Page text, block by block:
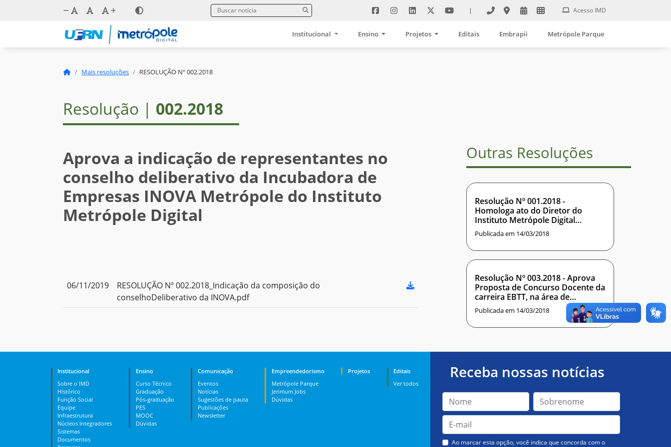
| Acesso IMD
Institucional Ensino Projetos Editais Embrapii Metrópole Parque
Mais resoluções RESOLUÇÃO Nº 002.2018
Resolução | 002.2018
Aprova a indicação de representantes no
conselho deliberativo da Incubadora de
Empresas INOVA Metrópole do Instituto
Metrópole Digital
06/11/2019
RESOLUÇÃO Nº 002.2018_Indicação da composição do
conselhoDeliberativo da INOVA.pdf
Outras Resoluções
Resolução Nº 001.2018 -
Homologa ato do Diretor do
Instituto Metrópole Digital
praticado Ad referendum deste
conselho, que aprova projeto de
Desenvolvimento de uma
plataforma computacional de
Publicada em 14/03/2018
Resolução Nº 003.2018 - Aprova
Proposta de Concurso Docente da
carreira EBTT, na área de
Inteligência Computacional para
Instituto Metrópole Digital
Publicada em 14/03/2018
Institucional
Sobre o IMD
Histórico
Função Social
Equipe
Infraestrutura
Núcleos Integradores
Sistemas
Documentos
Ensino
Curso Técnico
Graduação
Pós-graduação
PES
MOOC
Dúvidas
Comunicação
Eventos
Notícias
Sugestões de pauta
Publicações
Newsletter
Empreendedorismo
Metrópole Parque
Jerimum Jobs
Dúvidas
Projetos
Editais
Ver todos
Receba nossas notícias
Ao marcar esta opção, você indica que concorda com o